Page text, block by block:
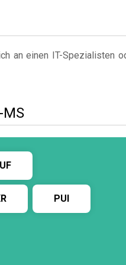
an einen IT-Spezialisten
MS
PUI